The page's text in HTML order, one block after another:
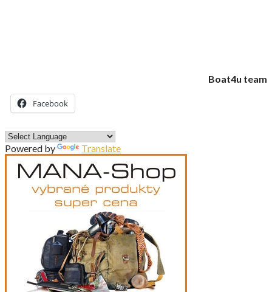
Boat4u team
Facebook
Powered by Translate